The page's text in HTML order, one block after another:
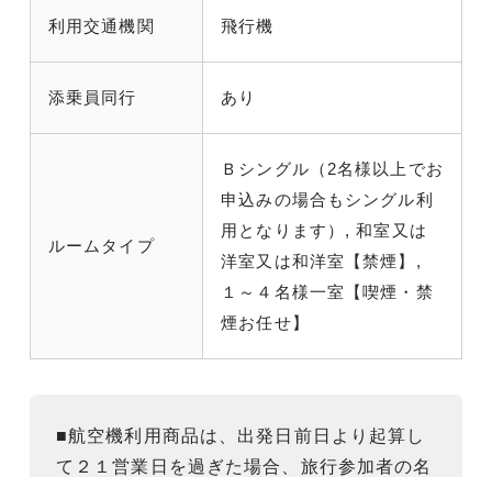
利用交通機関 飛行機
添乗員同行 あり
ルームタイプ
Ｂシングル（2名様以上でお
申込みの場合もシングル利
用となります）, 和室又は
洋室又は和洋室【禁煙】,
１～４名様一室【喫煙・禁
煙お任せ】
■航空機利用商品は、出発日前日より起算し
て２１営業日を過ぎた場合、旅行参加者の名